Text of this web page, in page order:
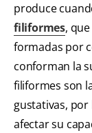
produce
filiformes,
formadas por
conforman la
filiformes son
gustativas,
afectar su